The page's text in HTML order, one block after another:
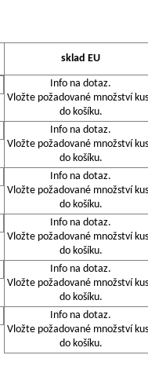
sklad EU
Info na dotaz.
Vložte požadované množství
do košíku.
Info na dotaz.
Vložte požadované množství
do košíku.
Info na dotaz.
Vložte požadované množství
do košíku.
Info na dotaz.
Vložte požadované množství
do košíku.
Info na dotaz.
Vložte požadované množství
do košíku.
Info na dotaz.
Vložte požadované množství
do košíku.